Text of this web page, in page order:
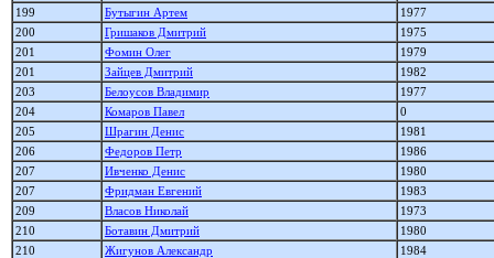
199
Бутыгин Артем
1977
200
Гришаков Дмитрий
1975
201
Фомин Олег
1979
201
Зайцев Дмитрий
1982
203
Белоусов Владимир
1977
204
Комаров Павел
0
205
Шрагин Денис
1981
206
Федоров Петр
1986
207
Ивченко Денис
1980
207
Фридман Евгений
1983
209
Власов Николай
1973
210
Ботавин Дмитрий
1980
210
Жигунов Александр
1984